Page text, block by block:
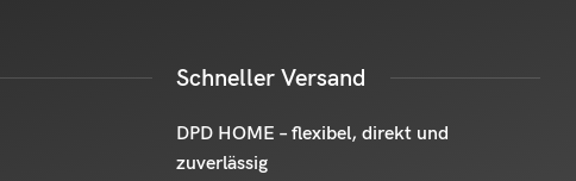
Schneller Versand
DPD HOME – flexibel, direkt und
zuverlässig